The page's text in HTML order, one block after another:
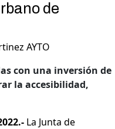
de
AYTO
con una inversión de
la accesibilidad,
La Junta de